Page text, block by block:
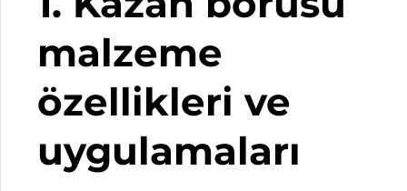
malzeme
özellikleri ve
uygulamaları